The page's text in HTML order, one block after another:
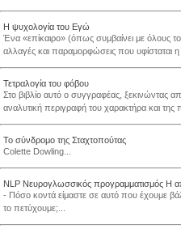
Η ψυχολογία του Εγώ
Ένα «επίκαιρο» (όπως συμβαίνει με όλους
αλλαγές και παραμορφώσεις που υφίσταται
Τετραλογία του φόβου
Στο βιβλίο αυτό ο συγγραφέας, ξεκινώντας
αναλυτική περιγραφή του χαρακτήρα και
Το σύνδρομο της Σταχτοπούτας
Colette Dowling...
NLP Νευρογλωσσικός προγραμματισμός Η
- Πόσο κοντά είμαστε σε αυτό που έχουμε
το πετύχουμε;...